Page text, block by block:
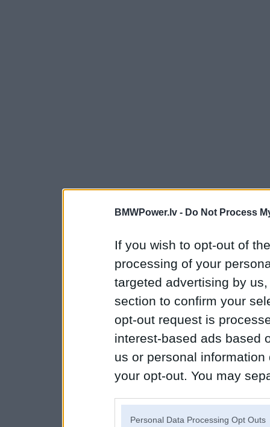
BMWPower.lv - Do Not Process
If you wish to opt-out of
processing of your
targeted advertising by
section to confirm your
opt-out request is
interest-based ads based
us or personal
your opt-out. You may
Personal Data Processing Opt Outs